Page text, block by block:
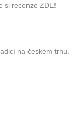
si recenze ZDE!
na českém trhu.